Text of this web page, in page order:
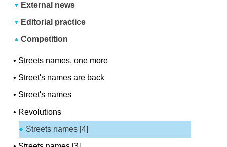
External news
Editorial practice
Competition
• Streets names, one more
• Street's names are back
• Street's names
• Revolutions
Streets names [4]